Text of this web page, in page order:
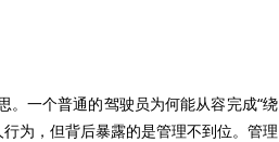
一个普通的驾驶员为何能从容完成“绕
为，但背后暴露的是管理不到位。管理